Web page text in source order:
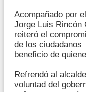
Acompañado por
Jorge Luis Rincón
reiteró el
de los
beneficio de
Refrendó al
voluntad del